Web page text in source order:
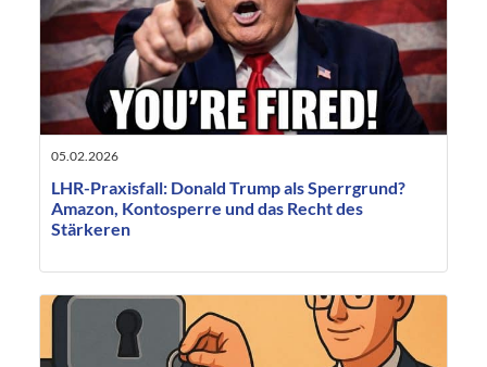
05.02.2026
LHR-Praxisfall: Donald Trump als Sperrgrund?
Amazon, Kontosperre und das Recht des
Stärkeren